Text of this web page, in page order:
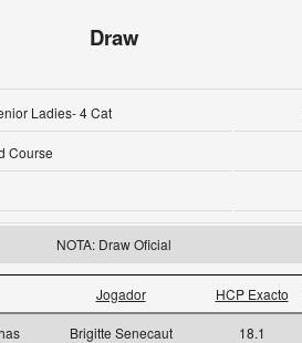
Draw
Ladies- 4 Cat
Course
NOTA: Draw Oficial
Jogador HCP Exacto
Brigitte Senecaut 18.1